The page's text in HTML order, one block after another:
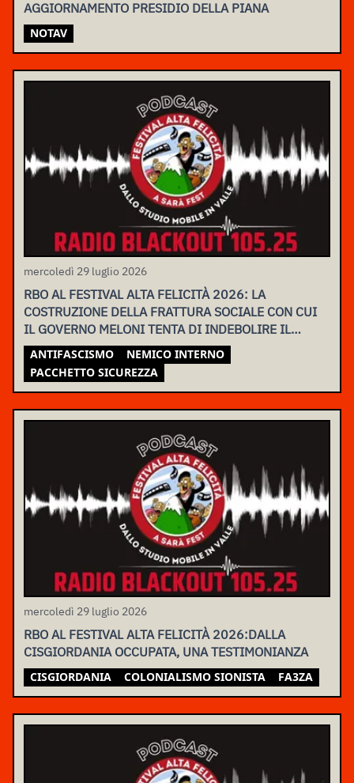
AGGIORNAMENTO PRESIDIO DELLA PIANA
NOTAV
mercoledì 29 luglio 2026
RBO AL FESTIVAL ALTA FELICITÀ 2026: LA
COSTRUZIONE DELLA FRATTURA SOCIALE CON CUI
IL GOVERNO MELONI TENTA DI INDEBOLIRE IL
MOVIMENTO
ANTIFASCISMO
NEMICO INTERNO
PACCHETTO SICUREZZA
mercoledì 29 luglio 2026
RBO AL FESTIVAL ALTA FELICITÀ 2026:DALLA
CISGIORDANIA OCCUPATA, UNA TESTIMONIANZA
CISGIORDANIA COLONIALISMO SIONISTA FA3ZA